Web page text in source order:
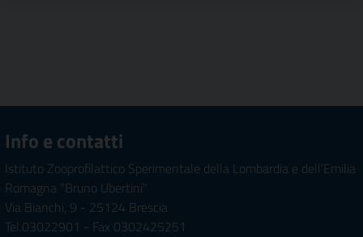
Info e contatti
Istituto Zooprofilattico Sperimentale della Lombardia e dell'Emilia
Romagna "Bruno Ubertini"
Via Bianchi, 9 - 25124 Brescia
Tel.03022901 - Fax 0302425251